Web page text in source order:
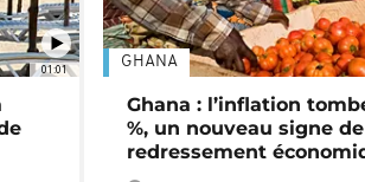
01:01 GHANA
Ghana : l’inflation
%, un nouveau signe de
redressement